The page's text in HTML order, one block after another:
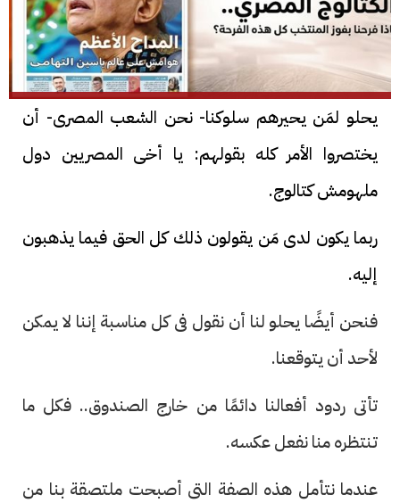
يحلو لمَن يحيرهم سلوكنا- نحن الشعب المصرى- أن
يختصروا الأمر كله بقولهم: يا أخى المصريين دول
ملهومش كتالوج.
ربما يكون لدى مَن يقولون ذلك كل الحق فيما يذهبون
إليه.
فنحن أيضًا يحلو لنا أن نقول فى كل مناسبة إننا لا يمكن
لأحد أن يتوقعنا.
تأتى ردود أفعالنا دائمًا من خارج الصندوق.. فكل ما
تنتظره منا نفعل عكسه.
عندما نتأمل هذه الصفة التى أصبحت ملتصقة بنا من